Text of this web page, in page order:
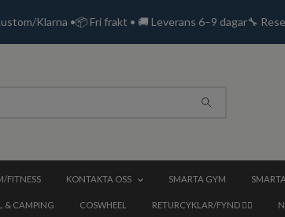
Klarna •📦 Fri frakt • 🚚 Leverans 6–9 dagar🔧
FITNESS KONTAKTA OSS SMARTA GYM
& CAMPING COSWHEEL RETURCYKLAR/FYND 🚴‍♂️